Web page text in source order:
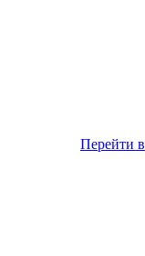
Перейти